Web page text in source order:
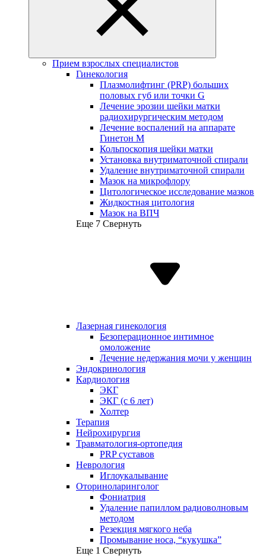
Прием взрослых специалистов
Гинекология
Плазмолифтинг (PRP) больших
половых губ или точки G
Лечение эрозии шейки матки
радиохирургическим методом
Лечение воспалений на аппарате
Гинетон М
Кольпоскопия шейки матки
Установка внутриматочной спирали
Удаление внутриматочной спирали
Мазок на микрофлору
Цитологическое исследование мазков
Жидкостная цитология
Мазок на ВПЧ
Еще 7 Свернуть
Лазерная гинекология
Безоперационное интимное
омоложение
Лечение недержания мочи у женщин
Эндокринология
Кардиология
ЭКГ
ЭКГ (с 6 лет)
Холтер
Терапия
Нейрохирургия
Травматология-ортопедия
PRP суставов
Неврология
Иглоукалывание
Оториноларинголог
Фониатрия
Удаление папиллом радиоволновым
методом
Резекция мягкого неба
Промывание носа, “кукушка”
Еще 1 Свернуть